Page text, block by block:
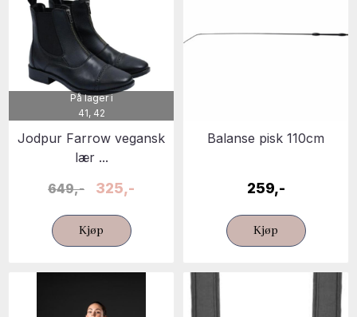
På lager i
41, 42
Jodpur Farrow vegansk
lær ...
649,-
325,-
Kjøp
Balanse pisk 110cm
259,-
Kjøp